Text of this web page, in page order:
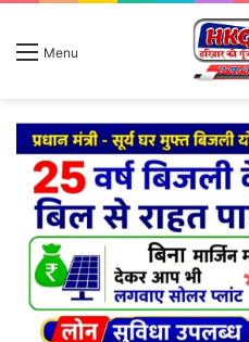
Menu